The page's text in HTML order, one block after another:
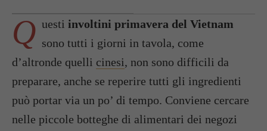
Q uesti involtini primavera del Vietnam
sono tutti i giorni in tavola, come
d’altronde quelli cinesi, non sono difficili da
preparare, anche se reperire tutti gli ingredienti
può portar via un po’ di tempo. Conviene cercare
nelle piccole botteghe di alimentari dei negozi